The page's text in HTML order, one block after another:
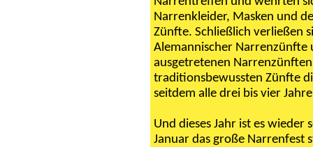
Narrenkleider, Masken und
Zünfte. Schließlich verließen
Alemannischer Narrenzünfte
ausgetretenen
traditionsbewussten Zünfte
seitdem alle drei bis vier
Und dieses Jahr ist es
Januar das große Narrenfest